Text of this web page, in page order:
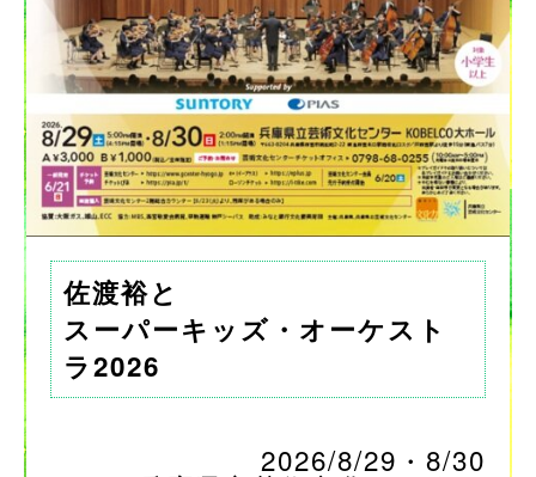
佐渡裕と
スーパーキッズ・オーケスト
ラ2026
2026/8/29・8/30